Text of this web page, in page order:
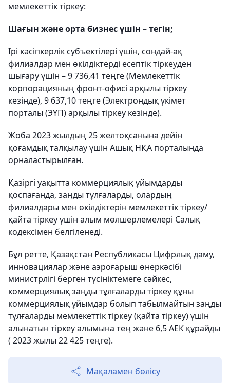
мемлекеттік тіркеу:
Шағын және орта бизнес үшін – тегін;
Ірі кәсіпкерлік субъектілері үшін, сондай-ақ
филиалдар мен өкілдіктерді есептік тіркеуден
шығару үшін – 9 736,41 теңге (Мемлекеттік
корпорацияның фронт-офисі арқылы тіркеу
кезінде), 9 637,10 теңге (Электрондық үкімет
порталы (ЭҮП) арқылы тіркеу кезінде).
Жоба 2023 жылдың 25 желтоқсанына дейін
қоғамдық талқылау үшін Ашық НҚА порталында
орналастырылған.
Қазіргі уақытта коммерциялық ұйымдарды
қоспағанда, заңды тұлғаларды, олардың
филиалдары мен өкілдіктерін мемлекеттік тіркеу/
қайта тіркеу үшін алым мөлшерлемелері Салық
кодексімен белгіленеді.
Бұл ретте, Қазақстан Республикасы Цифрлық даму,
инновациялар және аэроғарыш өнеркәсібі
министрлігі берген түсініктемеге сәйкес,
коммерциялық заңды тұлғаларды тіркеу құны
коммерциялық ұйымдар болып табылмайтын заңды
тұлғаларды мемлекеттік тіркеу (қайта тіркеу) үшін
алынатын тіркеу алымына тең және 6,5 АЕК құрайды
( 2023 жылы 22 425 теңге).
Мақаламен бөлісу